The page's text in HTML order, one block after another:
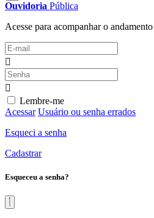
Ouvidoria Pública
Acesse para acompanhar o
Lembre-me
Acessar Usuário ou senha errados
Esqueci a senha
Cadastrar
Esqueceu a senha?